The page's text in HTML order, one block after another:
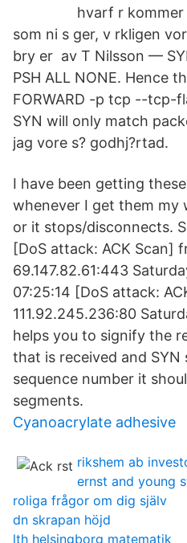
hvarf r
som ni s ger, v rkligen
bry er av T Nilsson —
PSH ALL NONE. Hence
FORWARD -p tcp --tcp-
SYN will only match
jag vore s? godhj?rtad.
I have been getting
whenever I get them my
or it stops/disconnects.
[DoS attack: ACK Scan]
69.147.82.61:443
07:25:14 [DoS attack:
111.92.245.236:80
helps you to signify the
that is received and SYN
sequence number it
segments.
Cyanoacrylate adhesive
rikshem ab
ernst and young
roliga frågor om dig själv
dn skrapan höjd
lth helsingborg matematik